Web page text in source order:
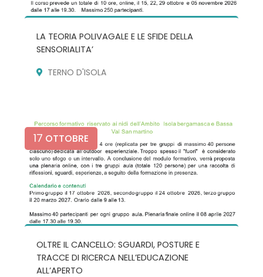
LA TEORIA POLIVAGALE E LE SFIDE DELLA
SENSORIALITA’
TERNO D'ISOLA
17 OTTOBRE
OLTRE IL CANCELLO: SGUARDI, POSTURE E
TRACCE DI RICERCA NELL’EDUCAZIONE
ALL’APERTO